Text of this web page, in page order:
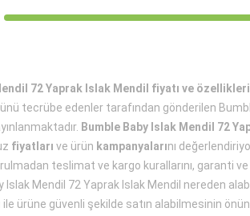
72 Yaprak Islak Mendil fiyatı ve özellikleri
tecrübe edenler tarafından gönderilen
Bumble Baby Islak Mendil 72
fiyatları ve ürün kampanyalarını
teslimat ve kargo kurallarını, garanti ve
Islak Mendil 72 Yaprak Islak Mendil nereden
ile ürüne güvenli şekilde satın alabilmesinin